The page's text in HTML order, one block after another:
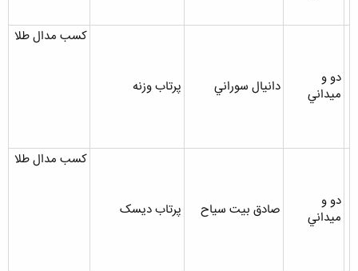
دو و
ميداني
دانيال سوراني پرتاب وزنه
کسب مدال طلا
دو و
ميداني
صادق بيت سياح پرتاب ديسک
کسب مدال طلا